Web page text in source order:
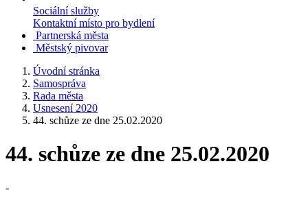
Sociální služby
Kontaktní místo pro bydlení
Partnerská města
Městský pivovar
Úvodní stránka
Samospráva
Rada města
Usnesení 2020
44. schůze ze dne 25.02.2020
44. schůze ze dne 25.02.2020
-